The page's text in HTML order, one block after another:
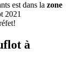
est dans la zone
2021
à